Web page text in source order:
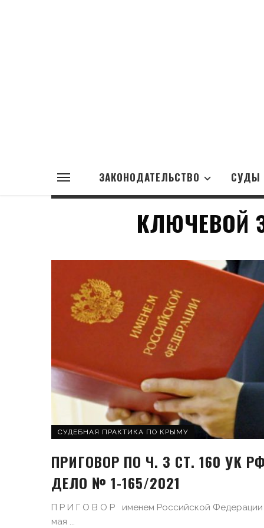
ЗАКОНОДАТЕЛЬСТВО СУДЫ
КЛЮЧЕВОЙ
СУДЕБНАЯ ПРАКТИКА ПО КРЫМУ
ПРИГОВОР ПО Ч. 3 СТ. 160 УК
ДЕЛО № 1-165/2021
П Р И Г О В О Р именем Российской
мая ...